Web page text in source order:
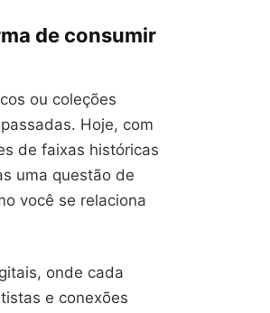
de consumir
ou coleções
Hoje, com
de faixas históricas
uma questão de
você se relaciona
onde cada
e conexões